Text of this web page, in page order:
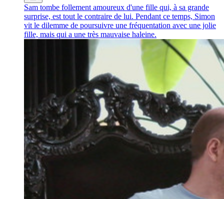
Sam tombe follement amoureux d'une fille qui, à sa grande
surprise, est tout le contraire de lui. Pendant ce temps, Simon
vit le dilemme de poursuivre une fréquentation avec une jolie
fille, mais qui a une très mauvaise haleine.